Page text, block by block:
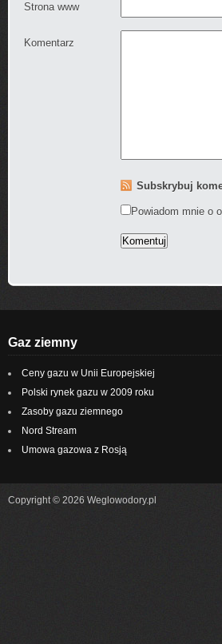
Strona www
Komentarz
Subskrybuj
Powiadom mnie o
Gaz ziemny
Ceny gazu w Unii Europejskiej
Polski rynek gazu w 2009 roku
Zasoby gazu ziemnego
Nord Stream
Umowa gazowa z Rosją
Copyright © 2026 Weglowodory.pl